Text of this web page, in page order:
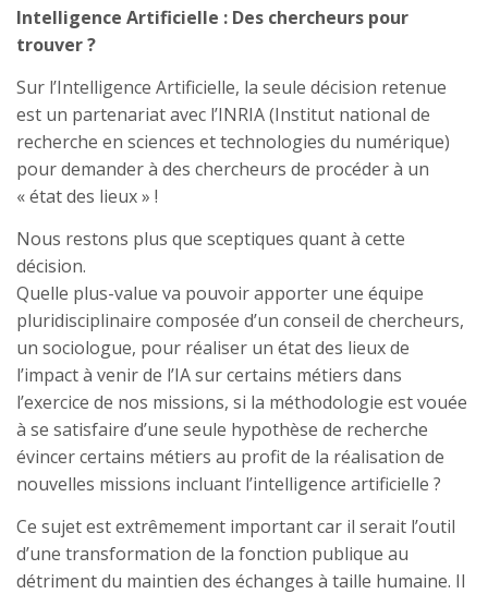
Intelligence Artificielle : Des chercheurs pour
trouver ?
Sur l’Intelligence Artificielle, la seule décision retenue
est un partenariat avec l’INRIA (Institut national de
recherche en sciences et technologies du numérique)
pour demander à des chercheurs de procéder à un
« état des lieux » !
Nous restons plus que sceptiques quant à cette
décision.
Quelle plus-value va pouvoir apporter une équipe
pluridisciplinaire composée d’un conseil de chercheurs,
un sociologue, pour réaliser un état des lieux de
l’impact à venir de l’IA sur certains métiers dans
l’exercice de nos missions, si la méthodologie est vouée
à se satisfaire d’une seule hypothèse de recherche
évincer certains métiers au profit de la réalisation de
nouvelles missions incluant l’intelligence artificielle ?
Ce sujet est extrêmement important car il serait l’outil
d’une transformation de la fonction publique au
détriment du maintien des échanges à taille humaine. Il